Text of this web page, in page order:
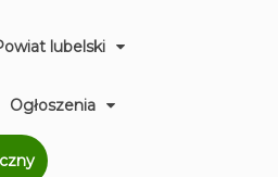
lubelski
Ogłoszenia